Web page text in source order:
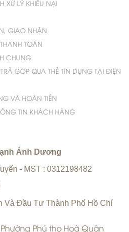
XỬ LÝ KHIẾU NẠI
GIAO NHẬN
TOÁN
CHUNG
GÓP QUA THẺ TÍN DỤNG TẠI ĐIỆN
VÀ HOÀN TIỀN
TIN KHÁCH HÀNG
Ánh Dương
- MST : 0312198482
Và Đầu Tư Thành Phố Hồ Chí
Phú thọ Hoà Quận